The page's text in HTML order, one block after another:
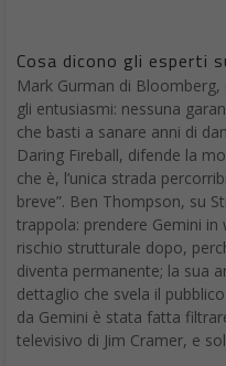
Cosa dicono gli esperti
Mark Gurman di
gli entusiasmi: nessuna
che basti a sanare anni di
Daring Fireball, difende la
che è, l’unica strada
breve”. Ben Thompson, su
trappola: prendere Gemini
rischio strutturale dopo,
diventa permanente; la sua
dettaglio che svela il
da Gemini è stata fatta
televisivo di Jim Cramer, e